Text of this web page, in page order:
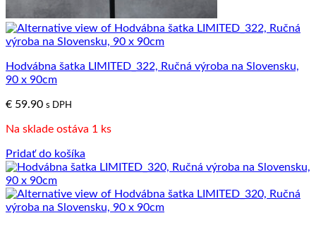
Hodvábna šatka LIMITED_322, Ručná výroba na Slovensku,
90 x 90cm
€ 59.90 s DPH
Na sklade ostáva 1 ks
Pridať do košíka